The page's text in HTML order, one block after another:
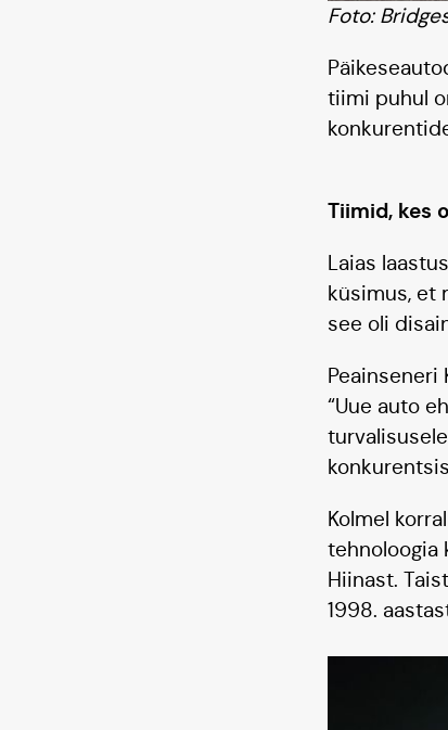
Foto:
tiimi puhul
Tiimid, kes
Laias
küsimus, et
see oli
Peainseneri
“Uue auto
Kolmel
tehnoloogia
Hiinast.
1998.